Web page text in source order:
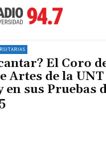
El Coro
Artes de la
en sus Pruebas